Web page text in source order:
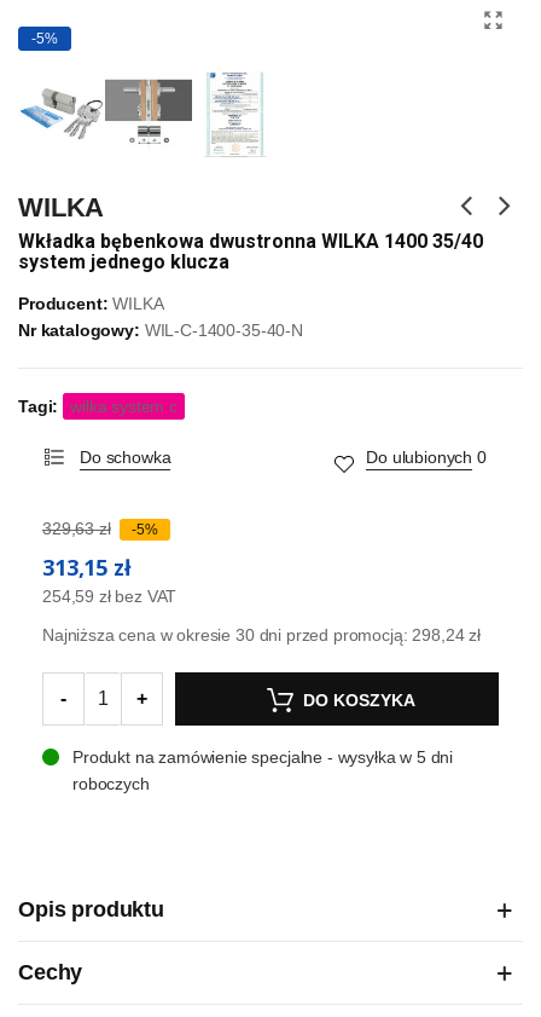
-5%
WILKA
Wkładka bębenkowa dwustronna WILKA 1400 35/40
system jednego klucza
Producent: WILKA
Nr katalogowy: WIL-C-1400-35-40-N
Tagi: wilka system c
Do schowka Do ulubionych 0
329,63 zł -5%
313,15 zł
254,59 zł bez VAT
Najniższa cena w okresie 30 dni przed promocją:298,24 zł
- + DO KOSZYKA
Produkt na zamówienie specjalne - wysyłka w 5 dni
roboczych
Opis produktu
Cechy